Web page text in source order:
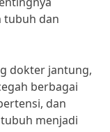
tubuh dan
dokter jantung,
berbagai
dan
menjadi